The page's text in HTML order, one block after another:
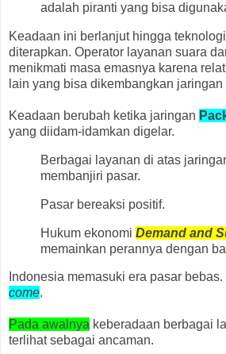
adalah piranti yang bisa
Keadaan ini berlanjut hingga
diterapkan. Operator layanan suara
menikmati masa emasnya karena
lain yang bisa dikembangkan jaringan
Keadaan berubah ketika jaringan
yang diidam-idamkan digelar.
Berbagai layanan di atas
membanjiri pasar.
Pasar bereaksi positif.
Hukum ekonomi Demand and
memainkan perannya dengan
Indonesia memasuki era pasar bebas.
come.
Pada awalnya keberadaan berbagai
terlihat sebagai ancaman.